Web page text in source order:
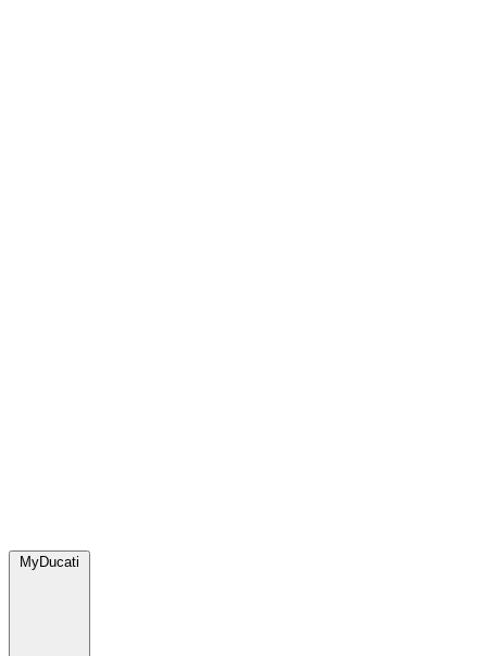
MyDucati